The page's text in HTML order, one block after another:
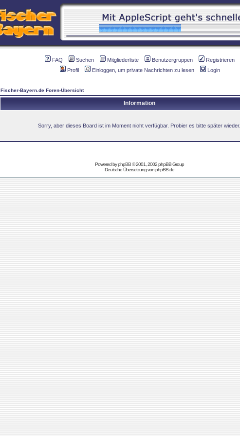
FAQ Suchen Mitgliederliste Benutzergruppen
Registrieren
Profil
Einloggen, um private Nachrichten zu lesen Login
Fischer-Bayern.de Foren-Übersicht
Information
Sorry, aber dieses Board ist im Moment nicht verfügbar. Probier es bitte später wieder.
Powered byphpBB© 2001, 2002 phpBB Group
Deutsche Übersetzung vonphpBB.de